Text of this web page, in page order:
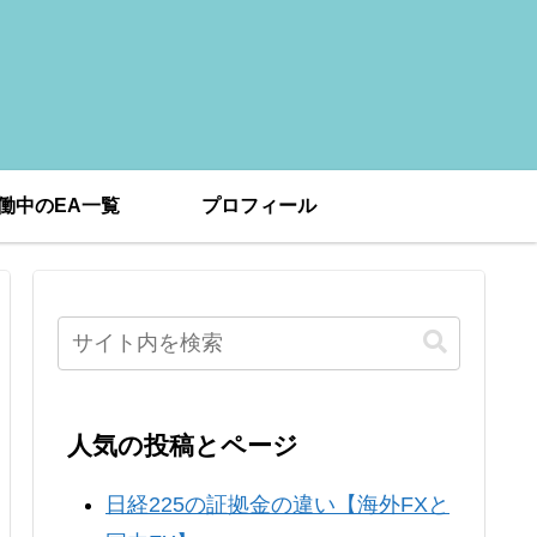
中のEA一覧 プロフィール
人気の投稿とページ
日経225の証拠金の違い【海外FXと